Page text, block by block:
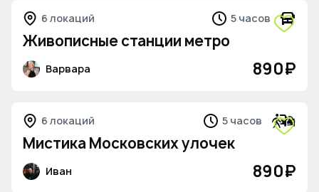
6 локаций 5 часов
Живописные станции метро
Варвара 890₽
6 локаций 5 часов
Мистика Московских улочек
Иван 890₽